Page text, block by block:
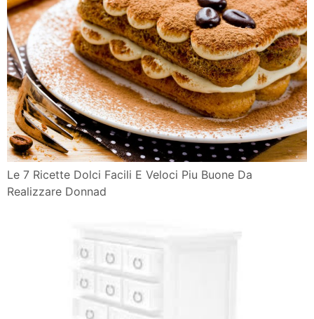
Le 7 Ricette Dolci Facili E Veloci Piu Buone Da
Realizzare Donnad